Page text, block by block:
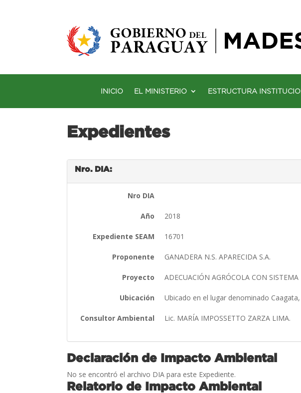
INICIO EL MINISTERIO ESTRUCTURA
Expedientes
Nro. DIA:
Nro DIA
Año 2018
Expediente SEAM 16701
Proponente GANADERA N.S. APARECIDA S.A.
Proyecto ADECUACIÓN AGRÓCOLA CON
Ubicación Ubicado en el lugar denominado
Consultor Ambiental Lic. MARÍA IMPOSSETTO ZARZA LIMA.
Declaración de Impacto Ambiental
No se encontró el archivo DIA para este Expediente.
Relatorio de Impacto Ambiental